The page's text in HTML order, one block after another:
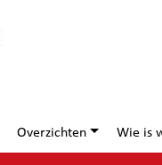
Overzichten Wie is